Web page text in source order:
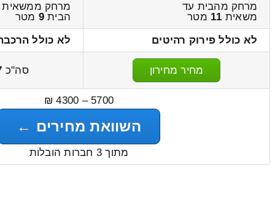
מרחק מהבית עד
משאית 11 מטר
מרחק ממשאית
הבית9 מטר
לא כולל פירוק רהיטים
לא כולל
מחיר מחירון סה"כ
5700 – 4300 ₪
השוואת מחירים ←
מתוך 3 חברות הובלות